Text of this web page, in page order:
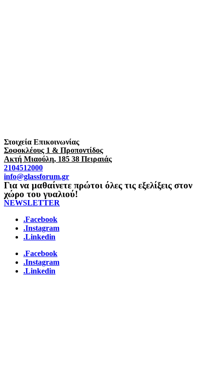
Στοιχεία Επικοινωνίας
Σοφοκλέους 1 & Προποντίδος
Ακτή Μιαούλη, 185 38 Πειραιάς
2104512000
info@glassforum.gr
Για να μαθαίνετε πρώτοι όλες τις εξελίξεις στον
χώρο του γυαλιού!
NEWSLETTER
.Facebook
.Instagram
.Linkedin
.Facebook
.Instagram
.Linkedin